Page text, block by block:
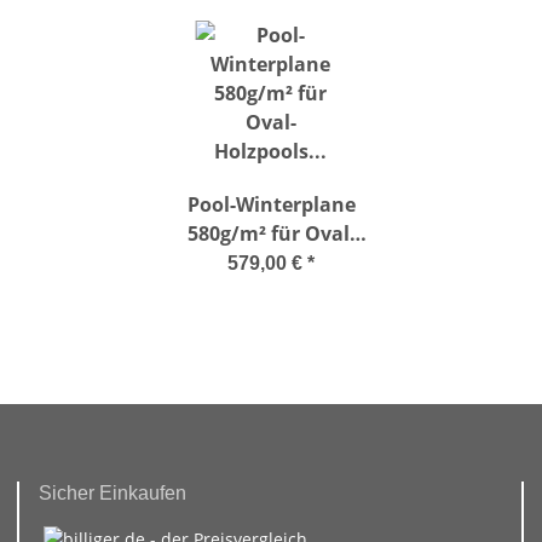
Pool-Winterplane
580g/m² für Oval-
Holzpools Vermela
579,00 € *
Sicher Einkaufen